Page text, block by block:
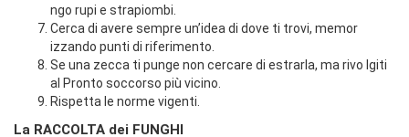
ngo rupi e strapiombi.
Cerca di avere sempre un’idea di dove ti trovi, memor
izzando punti di riferimento.
Se una zecca ti punge non cercare di estrarla, ma rivo lgiti
al Pronto soccorso più vicino.
Rispetta le norme vigenti.
La RACCOLTA dei FUNGHI